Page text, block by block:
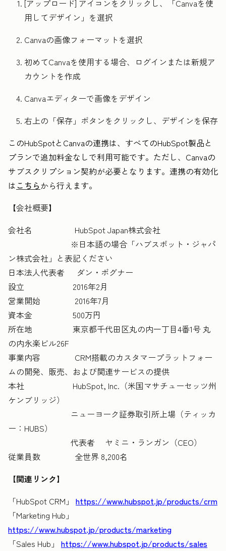
[アップロード] アイコンをクリックし、「Canvaを使
用してデザイン」を選択
Canvaの画像フォーマットを選択
初めてCanvaを使用する場合、ログインまたは新規ア
カウントを作成
Canvaエディターで画像をデザイン
右上の「保存」ボタンをクリックし、デザインを保存
このHubSpotとCanvaの連携は、すべてのHubSpot製品と
プランで追加料金なしで利用可能です。ただし、Canvaの
サブスクリプション契約が必要となります。連携の有効化
は こちらから行えます。
【会社概要】
会社名 HubSpot Japan株式会社
※日本語の場合「ハブスポット・ジャパ
ン株式会社」と表記ください
日本法人代表者 ダン・ボグナー
設立 2016年2月
営業開始 2016年7月
資本金 500万円
所在地 東京都千代田区丸の内一丁目4番1号 丸
の内永楽ビル26F
事業内容 CRM搭載のカスタマープラットフォー
ムの開発、販売、および関連サービスの提供
本社 HubSpot, Inc.（米国マサチューセッツ州
ケンブリッジ）
ニューヨーク証券取引所上場（ティッカ
ー：HUBS）
代表者 ヤミニ・ランガン（CEO）
従業員数 全世界 8,200名
【関連リンク】
「HubSpot CRM」 https://www.hubspot.jp/products/crm
「Marketing Hub」
https://www.hubspot.jp/products/marketing
「Sales Hub」 https://www.hubspot.jp/products/sales